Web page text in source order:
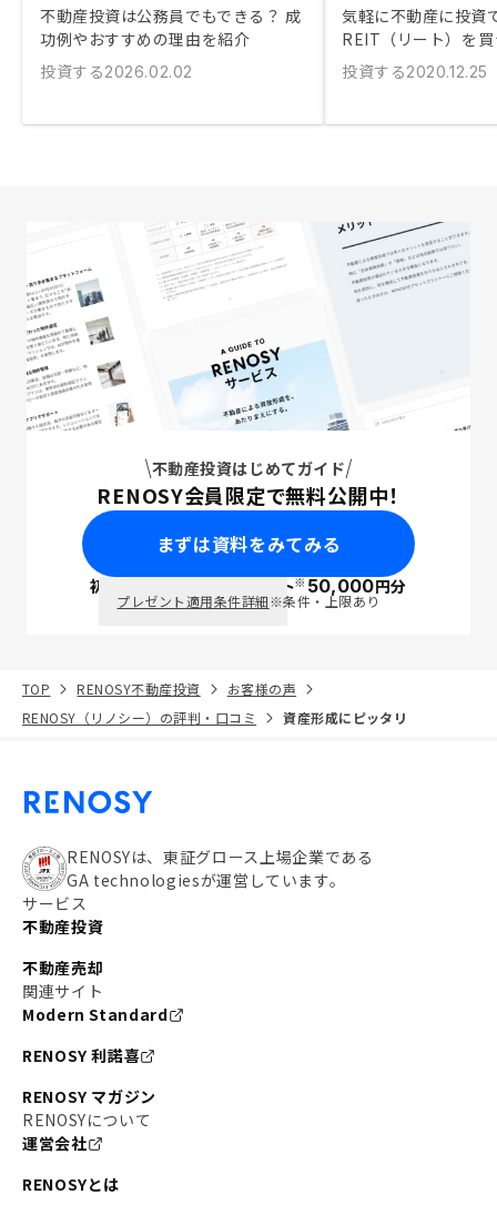
不動産投資は公務員でもできる？ 成
功例やおすすめの理由を紹介
投資する2026.02.02
気軽に不動産に投資
REIT（リート）を
投資する2020.12.25
不動産投資はじめてガイド
RENOSY会員限定で無料公開中！
まずは資料をみてみる
初回面談で ポイント※50,000円分
プレゼント適用条件詳細※条件・上限あり
TOP RENOSY不動産投資
お客様の声
RENOSY（リノシー）の評判・口コミ
資産形成にピッタリ
RENOSYは、東証グロース上場企業である
GA technologiesが運営しています。
サービス
不動産投資
不動産売却
関連サイト
Modern Standard
RENOSY 利諾喜
RENOSY マガジン
RENOSYについて
運営会社
RENOSYとは